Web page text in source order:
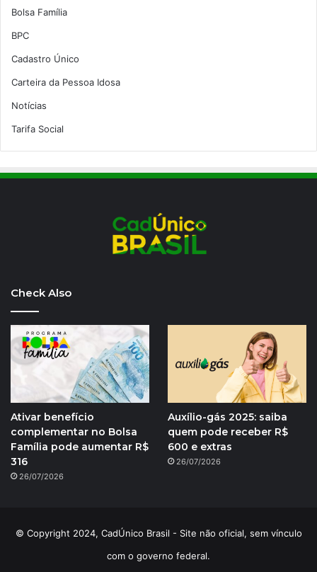
Bolsa Família
BPC
Cadastro Único
Carteira da Pessoa Idosa
Notícias
Tarifa Social
Check Also
Ativar benefício
complementar no Bolsa
Família pode aumentar R$
316
26/07/2026
Auxílio-gás 2025: saiba
quem pode receber R$
600 e extras
26/07/2026
© Copyright 2024, CadÚnico Brasil - Site não oficial, sem vínculo
com o governo federal.